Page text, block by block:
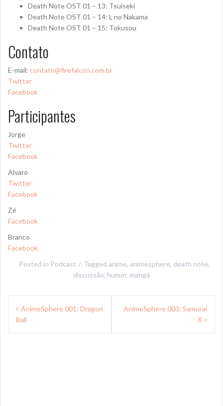
Death Note OST 01 – 13: Tsuiseki
Death Note OST 01 – 14: L no Nakama
Death Note OST 01 – 15: Tokusou
Contato
E-mail: contato@firefalcon.com.br
Twitter
Facebook
Participantes
Jorge
Twitter
Facebook
Alvaro
Twitter
Facebook
Zé
Facebook
Branco
Facebook
Posted in Podcast Tagged anime, animesphere, death note,
discussão, humor, mangá
Navegação
deAnimeSphere 001: Dragon
Ball
AnimeSphere 003: Samurai
X